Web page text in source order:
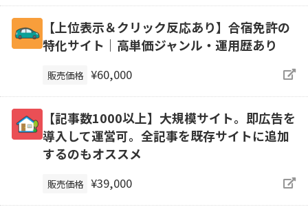
【上位表示＆クリック反応あり】合宿免許の
特化サイト｜高単価ジャンル・運用歴あり
販売価格 ¥60,000
【記事数1000以上】大規模サイト。即広告を
導入して運営可。全記事を既存サイトに追加
するのもオススメ
販売価格 ¥39,000